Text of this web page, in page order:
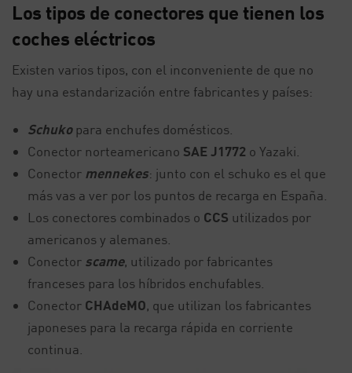
Los tipos de conectores que tienen los
coches eléctricos
Existen varios tipos, con el inconveniente de que no
hay una estandarización entre fabricantes y países:
Schuko para enchufes domésticos.
Conector norteamericano SAE J1772 o Yazaki.
Conector mennekes: junto con el schuko es el que
más vas a ver por los puntos de recarga en España.
Los conectores combinados o CCS utilizados por
americanos y alemanes.
Conector scame, utilizado por fabricantes
franceses para los híbridos enchufables.
Conector CHAdeMO, que utilizan los fabricantes
japoneses para la recarga rápida en corriente
continua.